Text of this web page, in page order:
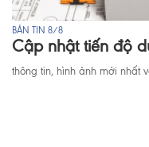
BẢN TIN 8/8
Cập nhật tiến độ
thông tin, hình ảnh mới nhất